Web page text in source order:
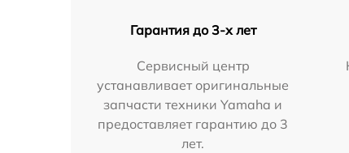
Гарантия до 3-х лет
Сервисный центр
устанавливает оригинальные
запчасти техники Yamaha и
предоставляет гарантию до 3
лет.